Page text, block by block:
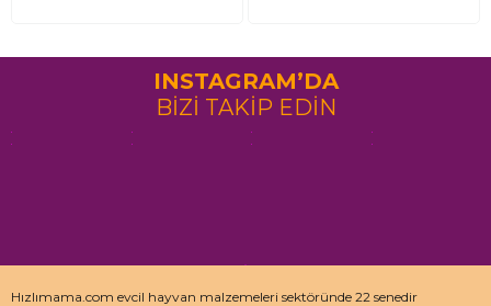
INSTAGRAM’DA
BİZİ TAKİP EDİN
Hızlımama.com evcil hayvan malzemeleri sektöründe 22 senedir